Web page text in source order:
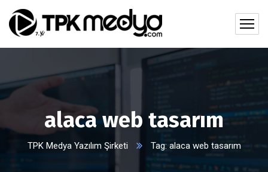
alaca web tasarım
TPK Medya Yazılım Şirketi Tag: alaca web tasarım